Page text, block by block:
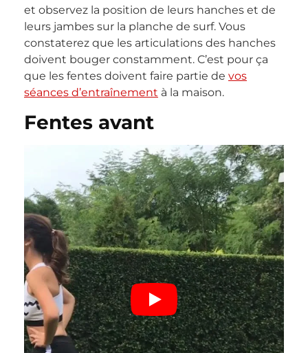
et observez la position de leurs hanches et de
leurs jambes sur la planche de surf. Vous
constaterez que les articulations des hanches
doivent bouger constamment. C’est pour ça
que les fentes doivent faire partie de vos
séances d’entraînement à la maison.
Fentes avant